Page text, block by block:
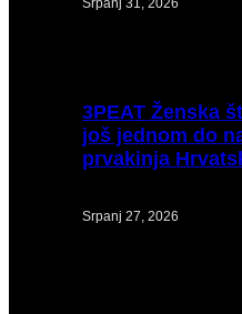
3PEAT Ženska
još jednom do
prvakinja
Srpanj 27, 2026